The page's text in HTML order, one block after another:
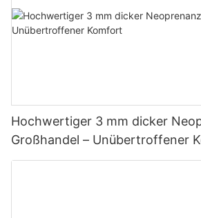
Hochwertiger 3 mm dicker
Großhandel – Unübertroffener